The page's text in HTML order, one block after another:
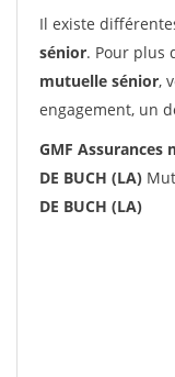
Il existe
sénior. Pour plus
mutuelle sénior,
engagement, un
GMF Assurances
DE BUCH (LA)
DE BUCH (LA)